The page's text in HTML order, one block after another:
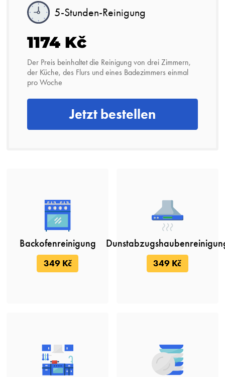
5-Stunden-Reinigung
1174 Kč
Der Preis beinhaltet die Reinigung von drei Zimmern,
der Küche, des Flurs und eines Badezimmers einmal
pro Woche
Jetzt bestellen
Backofenreinigung
349 Kč 349 Kč